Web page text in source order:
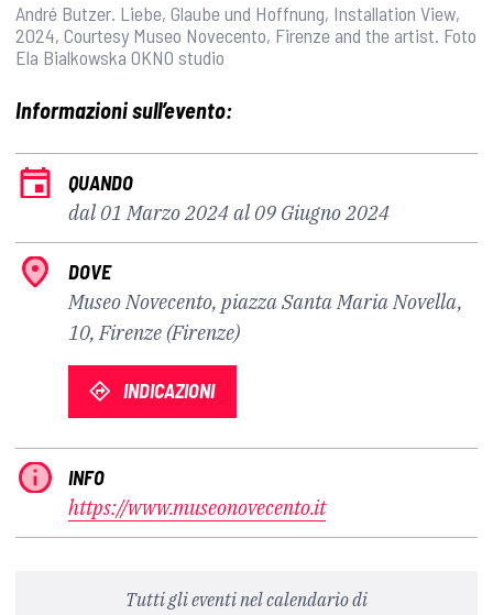
André Butzer. Liebe, Glaube und Hoffnung, Installation View,
2024, Courtesy Museo Novecento, Firenze and the artist. Foto
Ela Bialkowska OKNO studio
Informazioni sull’evento:
QUANDO
dal 01 Marzo 2024 al 09 Giugno 2024
DOVE
Museo Novecento, piazza Santa Maria Novella,
10, Firenze (Firenze)
INDICAZIONI
INFO
https://www.museonovecento.it
Tutti gli eventi nel calendario di